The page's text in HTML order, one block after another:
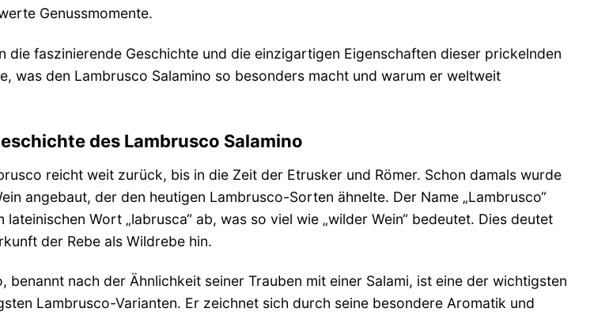
Genussmomente.
die faszinierende Geschichte und die einzigartigen Eigenschaften dieser prickelnden
was den Lambrusco Salamino so besonders macht und warum er weltweit
des Lambrusco Salamino
reicht weit zurück, bis in die Zeit der Etrusker und Römer. Schon damals wurde
angebaut, der den heutigen Lambrusco-Sorten ähnelte. Der Name „Lambrusco“
Wort „labrusca“ ab, was so viel wie „wilder Wein“ bedeutet. Dies deutet
der Rebe als Wildrebe hin.
benannt nach der Ähnlichkeit seiner Trauben mit einer Salami, ist eine der wichtigsten
Lambrusco-Varianten. Er zeichnet sich durch seine besondere Aromatik und